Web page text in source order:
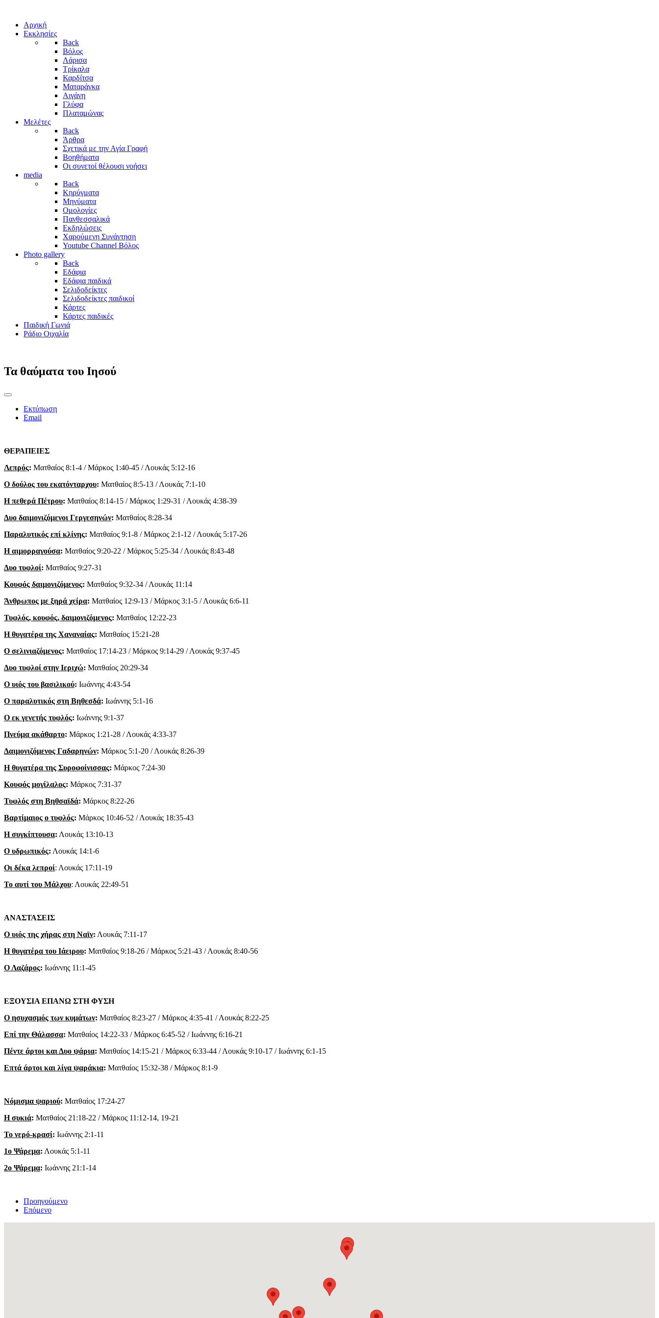
Αρχική
Εκκλησίες
Back
Βόλος
Λάρισα
Τρίκαλα
Καρδίτσα
Ματαράγκα
Αιγάνη
Γλύφα
Πλαταμώνας
Μελέτες
Back
Άρθρα
Σχετικά με την Αγία Γραφή
Βοηθήματα
Οι συνετοί θέλουσι νοήσει
media
Back
Κηρύγματα
Μηνύματα
Ομολογίες
Πανθεσσαλικά
Εκδηλώσεις
Χαρούμενη Συνάντηση
Youtube Channel Βόλος
Photo gallery
Back
Εδάφια
Εδάφια παιδικά
Σελιδοδείκτες
Σελιδοδείκτες παιδικοί
Κάρτες
Κάρτες παιδικές
Παιδική Γωνιά
Ράδιο Οιχαλία
Τα θαύματα του Ιησού
Εκτύπωση
Email
ΘΕΡΑΠΕΙΕΣ
Λεπρός: Ματθαίος 8:1-4 / Μάρκος 1:40-45 / Λουκάς 5:12-16
Ο δούλος του εκατόνταρχου: Ματθαίος 8:5-13 / Λουκάς 7:1-10
Η πεθερά Πέτρου: Ματθαίος 8:14-15 / Μάρκος 1:29-31 / Λουκάς 4:38-39
Δυο δαιμονιζόμενοι Γεργεσηνών: Ματθαίος 8:28-34
Παραλυτικός επί κλίνης: Ματθαίος 9:1-8 / Μάρκος 2:1-12 / Λουκάς 5:17-26
Η αιμορραγούσα: Ματθαίος 9:20-22 / Μάρκος 5:25-34 / Λουκάς 8:43-48
Δυο τυφλοί: Ματθαίος 9:27-31
Κουφός δαιμονιζόμενος: Ματθαίος 9:32-34 / Λουκάς 11:14
Άνθρωπος με ξηρά χείρα: Ματθαίος 12:9-13 / Μάρκος 3:1-5 / Λουκάς 6:6-11
Τυφλός, κουφός, δαιμονιζόμενος: Ματθαίος 12:22-23
Η θυγατέρα της Χαναναίας: Ματθαίος 15:21-28
Ο σελινιαζόμενος: Ματθαίος 17:14-23 / Μάρκος 9:14-29 / Λουκάς 9:37-45
Δυο τυφλοί στην Ιεριχώ: Ματθαίος 20:29-34
Ο υιός του βασιλικού: Ιωάννης 4:43-54
Ο παραλυτικός στη Βηθεσδά: Ιωάννης 5:1-16
Ο εκ γενετής τυφλός: Ιωάννης 9:1-37
Πνεύμα ακάθαρτο: Μάρκος 1:21-28 / Λουκάς 4:33-37
Δαιμονιζόμενος Γαδαρηνών: Μάρκος 5:1-20 / Λουκάς 8:26-39
Η θυγατέρα της Συροφοίνισσας: Μάρκος 7:24-30
Κουφός μογίλαλος: Μάρκος 7:31-37
Τυφλός στη Βηθσαϊδά: Μάρκος 8:22-26
Βαρτίμαιος ο τυφλός: Μάρκος 10:46-52 / Λουκάς 18:35-43
Η συγκίπτουσα: Λουκάς 13:10-13
Ο υδρωπικός: Λουκάς 14:1-6
Οι δέκα λεπροί: Λουκάς 17:11-19
Το αυτί του Μάλχου: Λουκάς 22:49-51
ΑΝΑΣΤΑΣΕΙΣ
Ο υιός της χήρας στη Ναϊν: Λουκάς 7:11-17
Η θυγατέρα του Ιάειρου: Ματθαίος 9:18-26 / Μάρκος 5:21-43 / Λουκάς 8:40-56
Ο Λαζάρος: Ιωάννης 11:1-45
ΕΞΟΥΣΙΑ ΕΠΑΝΩ ΣΤΗ ΦΥΣΗ
Ο ησυχασμός των κυμάτων: Ματθαίος 8:23-27 / Μάρκος 4:35-41 / Λουκάς 8:22-25
Επί την Θάλασσα: Ματθαίος 14:22-33 / Μάρκος 6:45-52 / Ιωάννης 6:16-21
Πέντε άρτοι και Δυο ψάρια: Ματθαίος 14:15-21 / Μάρκος 6:33-44 / Λουκάς 9:10-17 / Ιωάννης 6:1-15
Επτά άρτοι και λίγα ψαράκια: Ματθαίος 15:32-38 / Μάρκος 8:1-9
Νόμισμα ψαριού: Ματθαίος 17:24-27
Η συκιά: Ματθαίος 21:18-22 / Μάρκος 11:12-14, 19-21
Το νερό-κρασί: Ιωάννης 2:1-11
1ο Ψάρεμα: Λουκάς 5:1-11
2ο Ψάρεμα: Ιωάννης 21:1-14
Προηγούμενο
Επόμενο